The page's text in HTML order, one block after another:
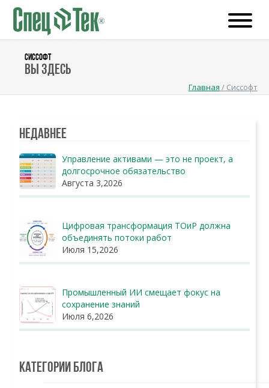
СИССОФТ
Вы здесь
Главная / Сиссофт
Недавнее
Управление активами — это не проект, а
долгосрочное обязательство
Августа 3,2026
Цифровая трансформация ТОиР должна
объединять потоки работ
Июля 15,2026
Промышленный ИИ смещает фокус на
сохранение знаний
Июля 6,2026
Категории блога